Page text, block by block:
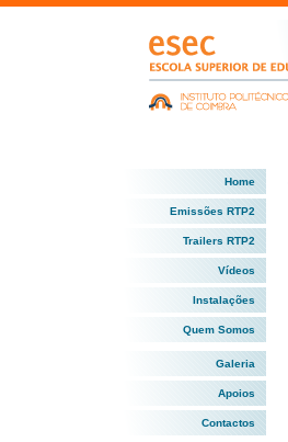
Home
Emissões RTP2
Trailers RTP2
Vídeos
Instalações
Quem Somos
Galeria
Apoios
Contactos